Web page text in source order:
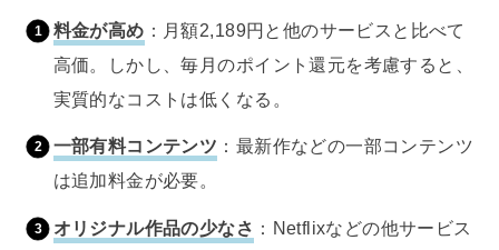
料金が高め ：月額2,189円と他のサービスと比べて
高価。しかし、毎月のポイント還元を考慮すると、
実質的なコストは低くなる。
一部有料コンテンツ ：最新作などの一部コンテンツ
は追加料金が必要。
オリジナル作品の少なさ ：Netflixなどの他サービス